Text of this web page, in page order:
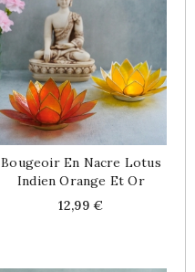
Bougeoir En Nacre Lotus
Indien Orange Et Or
Price
12,99 €